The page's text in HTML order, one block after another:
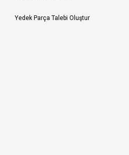
Yedek Parça Talebi Oluştur